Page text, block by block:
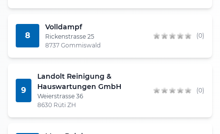
8
Volldampf
Rickenstrasse 25
8737 Gommiswald
(0)
9
Landolt Reinigung &
Hauswartungen GmbH
Weierstrasse 36
8630 Rüti ZH
(0)